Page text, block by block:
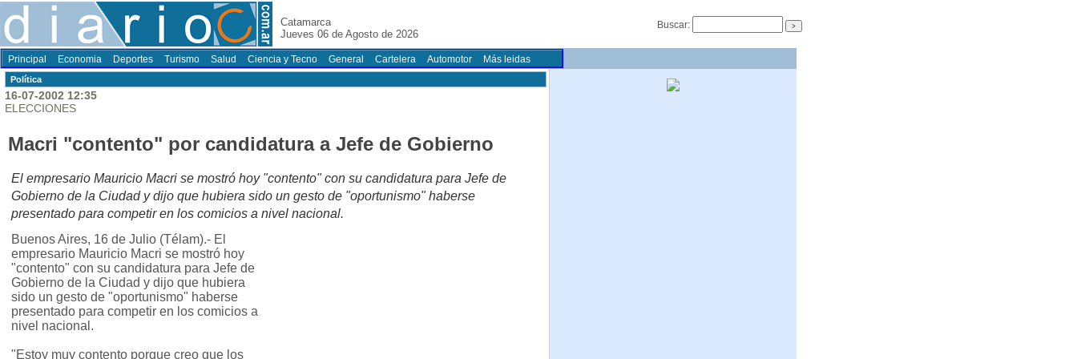
Catamarca
Jueves 06 de Agosto de 2026
Buscar:
Principal Economia Deportes Turismo Salud Ciencia y Tecno General Cartelera Automotor Más leidas
Polí­tica
16-07-2002 12:35
ELECCIONES
Macri "contento" por candidatura a Jefe de Gobierno
El empresario Mauricio Macri se mostró hoy "contento" con su candidatura para Jefe de
Gobierno de la Ciudad y dijo que hubiera sido un gesto de "oportunismo" haberse
presentado para competir en los comicios a nivel nacional.
Buenos Aires, 16 de Julio (Télam).- El
empresario Mauricio Macri se mostró hoy
"contento" con su candidatura para Jefe de
Gobierno de la Ciudad y dijo que hubiera
sido un gesto de "oportunismo" haberse
presentado para competir en los comicios a
nivel nacional.
"Estoy muy contento porque creo que los